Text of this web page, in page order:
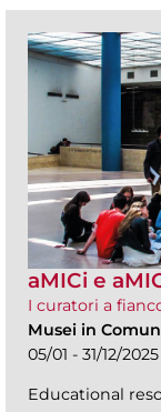
aMICi e
I curatori a
Musei in
05/01 - 31/12/2025
Educational